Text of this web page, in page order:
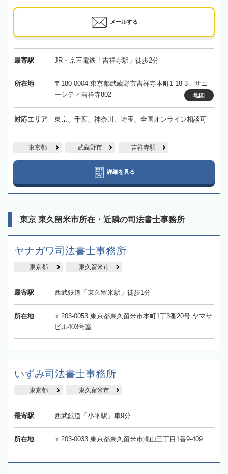
メールする
最寄駅 JR・京王電鉄「吉祥寺駅」徒歩2分
所在地
〒180-0004 東京都武蔵野市吉祥寺本町1-18-3 サニ
ーシティ吉祥寺802
地図
対応エリア 東京、千葉、神奈川、埼玉、全国オンライン相談可
東京都 武蔵野市 吉祥寺駅
詳細を見る
東京 東久留米市所在・近隣の司法書士事務所
ヤナガワ司法書士事務所
東京都 東久留米市
最寄駅 西武鉄道「東久留米駅」徒歩1分
所在地
〒203-0053 東京都東久留米市本町1丁3番20号 ヤマサ
ビル403号室
いずみ司法書士事務所
東京都 東久留米市
最寄駅 西武鉄道「小平駅」車9分
所在地 〒203-0033 東京都東久留米市滝山三丁目1番9-409